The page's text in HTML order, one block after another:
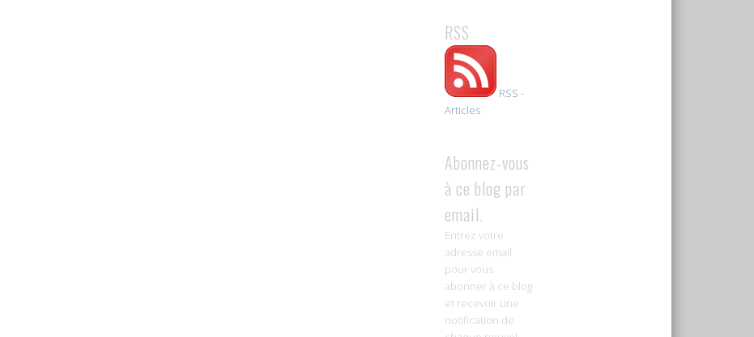
RSS
RSS -
Articles
Abonnez-vous
à ce blog par
email.
Entrez votre
adresse email
pour vous
abonner à ce blog
et recevoir une
notification de